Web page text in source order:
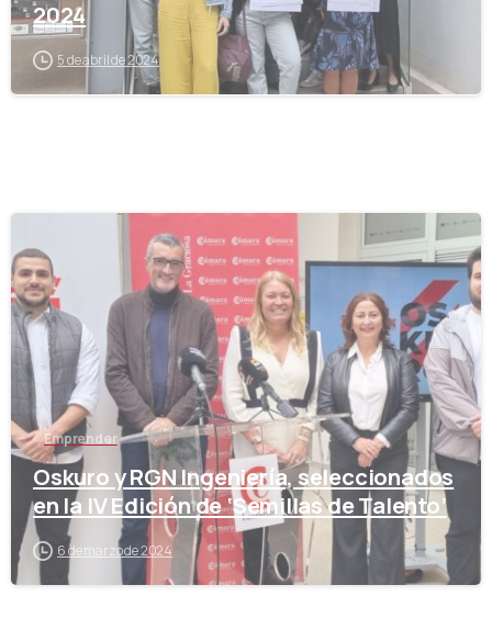
2024
5 de abril de 2024
-
Emprender
Oskuro y RGN Ingeniería, seleccionados
en la IV Edición de ‘Semillas de Talento’
6 de marzo de 2024